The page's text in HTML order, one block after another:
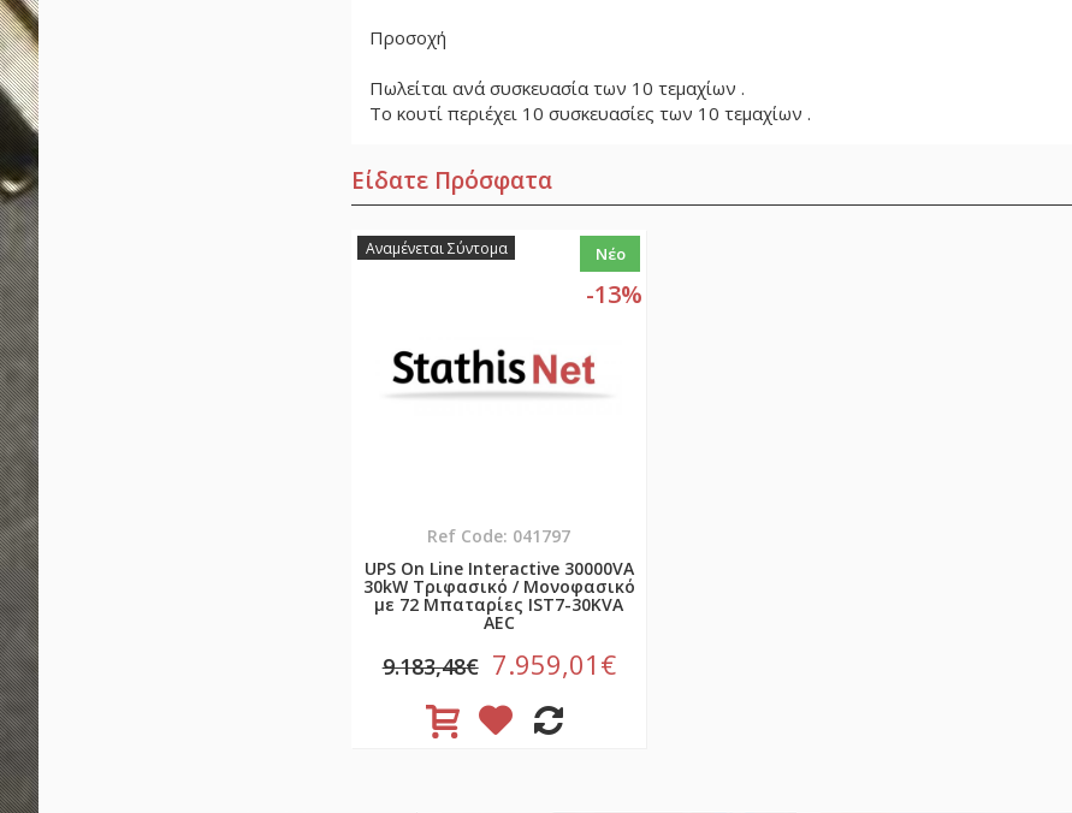
Προσοχή
Πωλείται ανά συσκευασία των 10 τεμαχίων .
Το κουτί περιέχει 10 συσκευασίες των 10 τεμαχίων .
Είδατε Πρόσφατα
Νέο
-13%
Αναμένεται Σύντομα
Ref Code: 041797
UPS On Line Interactive 30000VA
30kW Τριφασικό / Μονοφασικό
με 72 Μπαταρίες IST7-30KVA
AEC
9.183,48€ 7.959,01€